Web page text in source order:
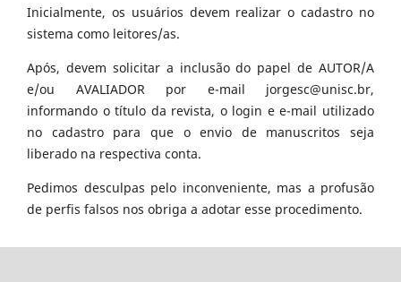
Inicialmente, os usuários devem realizar o cadastro no
sistema como leitores/as.
Após, devem solicitar a inclusão do papel de AUTOR/A
e/ou AVALIADOR por e-mail jorgesc@unisc.br,
informando o título da revista, o login e e-mail utilizado
no cadastro para que o envio de manuscritos seja
liberado na respectiva conta.
Pedimos desculpas pelo inconveniente, mas a profusão
de perfis falsos nos obriga a adotar esse procedimento.